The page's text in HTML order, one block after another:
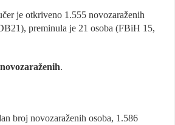
je otkriveno 1.555 novozaraženih
preminula je 21 osoba (FBiH 15,
.
broj novozaraženih osoba, 1.586